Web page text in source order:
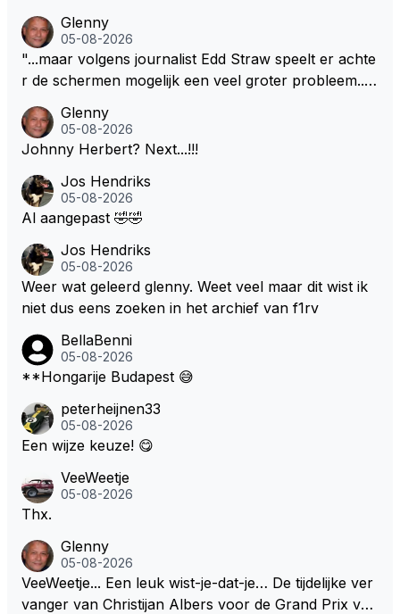
Glenny
05-08-2026
"...maar volgens journalist Edd Straw speelt er achte
r de schermen mogelijk een veel groter probleem..."
Glenny
05-08-2026
Johnny Herbert? Next...!!!
Jos Hendriks
05-08-2026
Al aangepast 🤣🤣
Jos Hendriks
05-08-2026
Weer wat geleerd glenny. Weet veel maar dit wist ik
niet dus eens zoeken in het archief van f1rv
BellaBenni
05-08-2026
**Hongarije Budapest 😅
peterheijnen33
05-08-2026
Een wijze keuze! 😋
VeeWeetje
05-08-2026
Thx.
Glenny
05-08-2026
VeeWeetje... Een leuk wist-je-dat-je… De tijdelijke ver
vanger van Christijan Albers voor de Grand Prix van